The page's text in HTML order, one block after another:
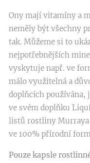
Ony mají vitamíny a
neměly být všechny
tak. Můžeme si to
nejpotřebnějších
vyskytuje např. ve
málo využitelná a
doplňcích používána,
ve svém doplňku
listů rostliny Murraya
ve 100% přírodní
Pouze kapsle